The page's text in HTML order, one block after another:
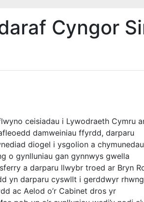
Cyngor
ceisiadau i Lywodraeth Cymru
damweiniau ffyrdd, darparu
diogel i ysgolion a
o gynlluniau gan gynnwys gwella
a darparu llwybr troed ar Bryn
yn darparu cyswllt i gerddwyr
ac Aelod o’r Cabinet dros yr